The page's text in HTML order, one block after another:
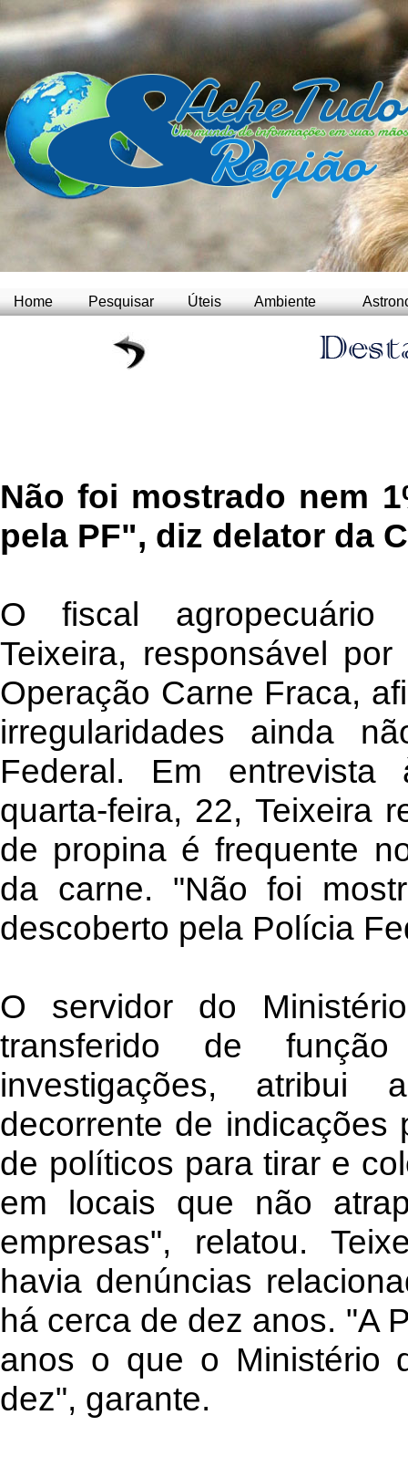
Home Pesquisar Úteis Ambiente
Não foi mostrado nem
pela PF", diz delator da
O fiscal agropecuário
Teixeira, responsável
Operação Carne Fraca,
irregularidades ainda
Federal. Em
quarta-feira, 22, Teixeira
de propina é frequente
da carne. "Não foi
descoberto pela Polícia
O servidor do
transferido de
investigações,
decorrente de indicações
de políticos para tirar e
em locais que não
empresas", relatou.
havia denúncias
há cerca de dez anos. "A
anos o que o Ministério
dez", garante.